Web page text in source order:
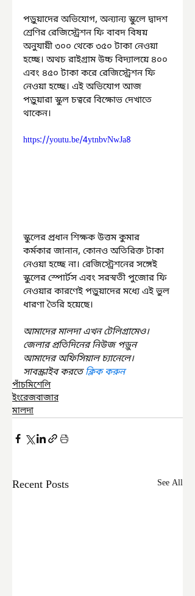
পড়ুয়াদের অভিযোগ, অন্যান্য স্কুলে দ্বাদশ
শ্রেণির রেজিস্ট্রেশন ফি বাবদ বিষয়
অনুযায়ী ৩০০ থেকে ৩৫০ টাকা নেওয়া
হচ্ছে। অথচ রাইগ্রাম উচ্চ বিদ্যালয়ে ৪০০
এবং ৪৫০ টাকা করে রেজিস্ট্রেশন ফি
নেওয়া হচ্ছে। এই অভিযোগ আজ
পড়ুয়ারা স্কুল চত্বরে বিক্ষোভ দেখাতে
থাকেন।
https://youtu.be/4ytnbvNwJa8
স্কুলের প্রধান শিক্ষক উত্তম কুমার
কর্মকার জানান, কোনও অতিরিক্ত টাকা
নেওয়া হচ্ছে না। রেজিস্ট্রেশনের সঙ্গেই
স্কুলের স্পোর্টস এবং সরস্বতী পুজোর ফি
নেওয়ার কারণেই পড়ুয়াদের মধ্যে এই ভুল
ধারণা তৈরি হয়েছে।
আমাদের মালদা এখন টেলিগ্রামেও।
জেলার প্রতিদিনের নিউজ পড়ুন
আমাদের অফিসিয়াল চ্যানেলে।
সাবস্ক্রাইব করতে ক্লিক করুন
পাঁচমিশেলি
ইংরেজবাজার
মালদা
Recent Posts See All